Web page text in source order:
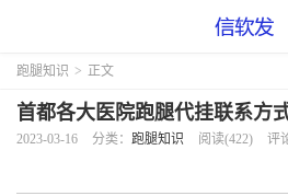
跑腿知识 > 正文
首都各大医院跑腿代挂联系方
2023-03-16 分类： 跑腿知识 阅读(422) 评